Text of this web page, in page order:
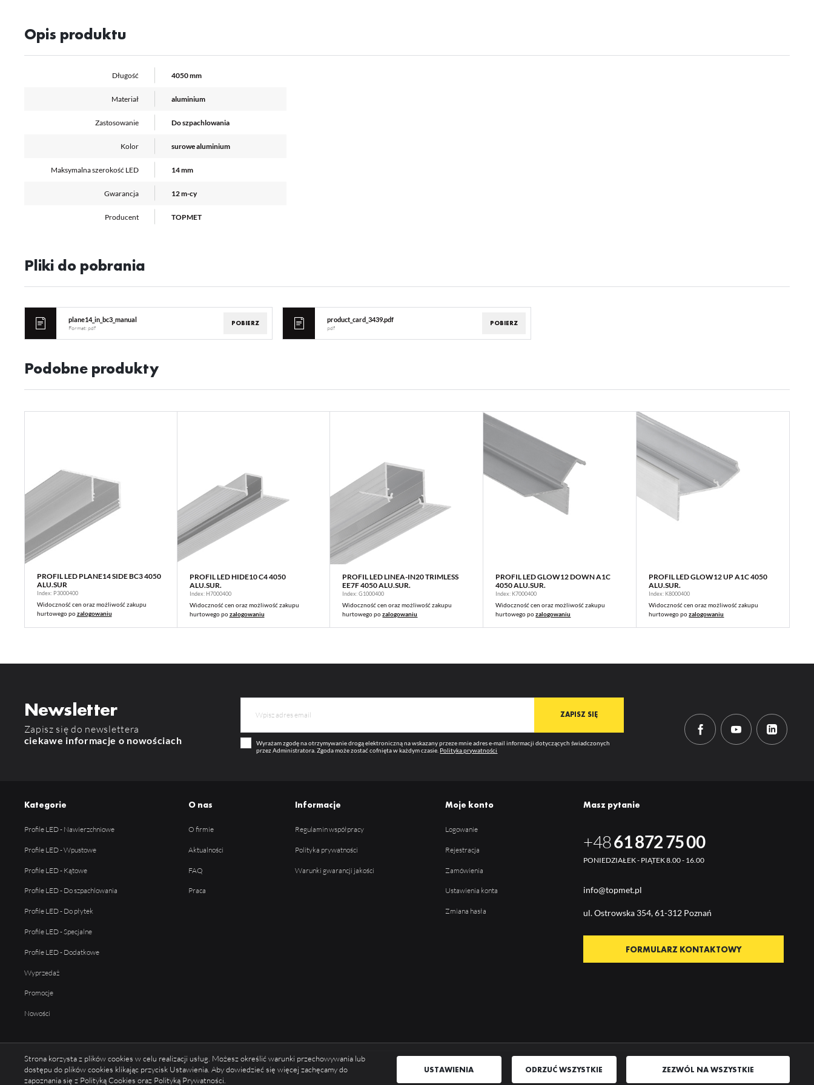
Opis produktu
Długość 4050 mm
Materiał aluminium
Zastosowanie Do szpachlowania
Kolor surowe aluminium
Maksymalna szerokość LED 14 mm
Gwarancja 12 m-cy
Producent TOPMET
Pliki do pobrania
plane14_in_bc3_manual
Format:pdf
POBIERZ product_card_3439.pdf
pdf
POBIERZ
Podobne produkty
WIĘCEJ
PROFIL LED PLANE14 SIDE BC3 4050
ALU.SUR
Index: P3000400
Widoczność cen oraz możliwość zakupu
hurtowego pozalogowaniu
WIĘCEJ
PROFIL LED HIDE10 C4 4050
ALU.SUR.
Index: H7000400
Widoczność cen oraz możliwość zakupu
hurtowego pozalogowaniu
WIĘCEJ
PROFIL LED LINEA-IN20 TRIMLESS
EE7F 4050 ALU.SUR.
Index: G1000400
Widoczność cen oraz możliwość zakupu
hurtowego pozalogowaniu
WIĘCEJ
PROFIL LED GLOW12 DOWN A1C
4050 ALU.SUR.
Index: K7000400
Widoczność cen oraz możliwość zakupu
hurtowego pozalogowaniu
WIĘCEJ
PROFIL LED GLOW12 UP A1C 4050
ALU.SUR.
Index: K8000400
Widoczność cen oraz możliwość zakupu
hurtowego pozalogowaniu
Newsletter
Zapisz się do newslettera
ciekawe informacje o nowościach
Wyrażam zgodę na otrzymywanie drogą elektroniczną na wskazany przeze mnie adres e-mail informacji dotyczących świadczonych
przez Administratora. Zgoda może zostać cofnięta w każdym czasie. Polityka prywatności
Kategorie
Profile LED - Nawierzchniowe
Profile LED - Wpustowe
Profile LED - Kątowe
Profile LED - Do szpachlowania
Profile LED - Do płytek
Profile LED - Specjalne
Profile LED - Dodatkowe
Wyprzedaż
Promocje
Nowości
O nas
O firmie
Aktualności
FAQ
Praca
Informacje
Regulamin współpracy
Polityka prywatności
Warunki gwarancji jakości
Moje konto
Logowanie
Rejestracja
Zamówienia
Ustawienia konta
Zmiana hasła
Masz pytanie
+4861 872 75 00
PONIEDZIAŁEK - PIĄTEK 8.00 - 16.00
info@topmet.pl
ul. Ostrowska 354, 61-312 Poznań
FORMULARZ KONTAKTOWY
COPYRIGHT 2026 TOPMET WSZYSTKIE PRAWA ZASTRZEŻONE
Strona korzysta z plików cookies w celu realizacji usług. Możesz określić warunki przechowywania lub
dostępu do plików cookies klikając przycisk Ustawienia. Aby dowiedzieć się więcej zachęcamy do
zapoznania się z Polityką Cookies oraz Polityką Prywatności.
USTAWIENIA ODRZUĆ WSZYSTKIE ZEZWÓL NA WSZYSTKIE